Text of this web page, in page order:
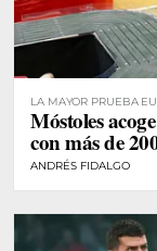
LA MAYOR PRUEBA
MÓSTOLES
Móstoles
con más de
ANDRÉS FIDALGO